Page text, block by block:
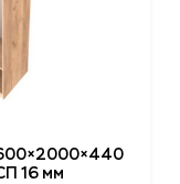
16 мм